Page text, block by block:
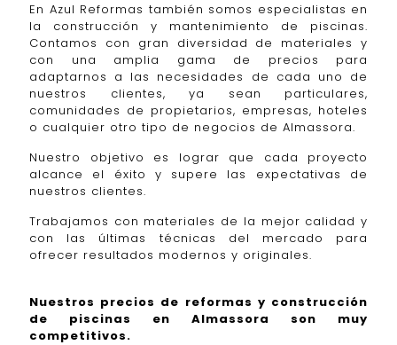
En Azul Reformas también somos especialistas en
la construcción y mantenimiento de piscinas.
Contamos con gran diversidad de materiales y
con una amplia gama de precios para
adaptarnos a las necesidades de cada uno de
nuestros clientes, ya sean particulares,
comunidades de propietarios, empresas, hoteles
o cualquier otro tipo de negocios de Almassora.
Nuestro objetivo es lograr que cada proyecto
alcance el éxito y supere las expectativas de
nuestros clientes.
Trabajamos con materiales de la mejor calidad y
con las últimas técnicas del mercado para
ofrecer resultados modernos y originales.
Nuestros precios de reformas y construcción
de piscinas en Almassora son muy
competitivos.